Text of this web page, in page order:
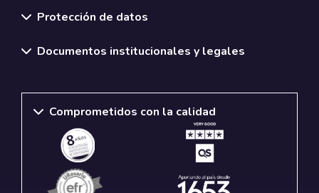
Protección de datos
Documentos institucionales y legales
Comprometidos con la calidad